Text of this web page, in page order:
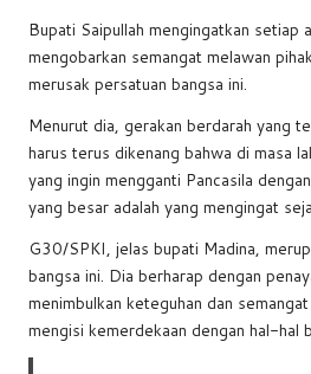
Bupati Saipullah mengingatkan setiap
mengobarkan semangat melawan
merusak persatuan bangsa ini.
Menurut dia, gerakan berdarah yang
harus terus dikenang bahwa di masa
yang ingin mengganti Pancasila
yang besar adalah yang mengingat
G30/SPKI, jelas bupati Madina,
bangsa ini. Dia berharap dengan
menimbulkan keteguhan dan
mengisi kemerdekaan dengan hal-hal